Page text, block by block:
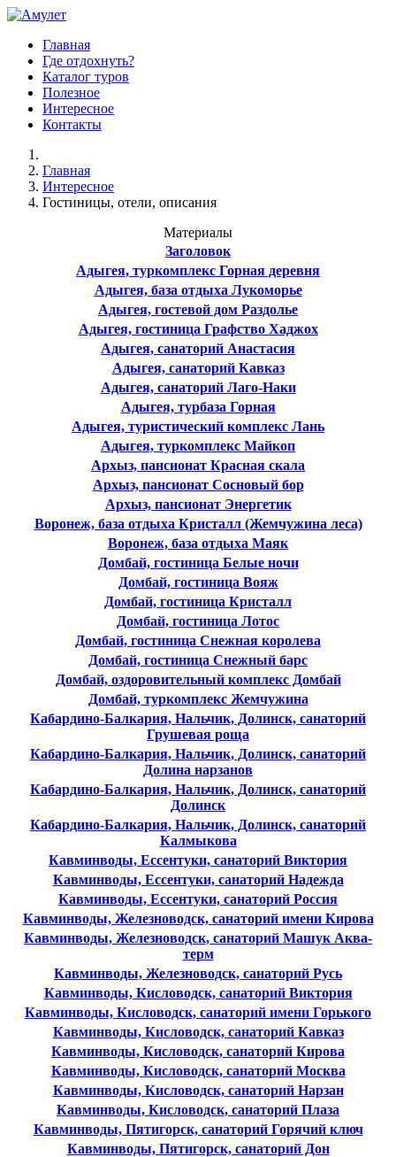
Главная
Где отдохнуть?
Каталог туров
Полезное
Интересное
Контакты
Главная
Интересное
Гостиницы, отели, описания
Материалы
Заголовок
Адыгея, туркомплекс Горная деревня
Адыгея, база отдыха Лукоморье
Адыгея, гостевой дом Раздолье
Адыгея, гостиница Графство Хаджох
Адыгея, санаторий Анастасия
Адыгея, санаторий Кавказ
Адыгея, санаторий Лаго-Наки
Адыгея, турбаза Горная
Адыгея, туристический комплекс Лань
Адыгея, туркомплекс Майкоп
Архыз, пансионат Красная скала
Архыз, пансионат Сосновый бор
Архыз, пансионат Энергетик
Воронеж, база отдыха Кристалл (Жемчужина леса)
Воронеж, база отдыха Маяк
Домбай, гостиница Белые ночи
Домбай, гостиница Вояж
Домбай, гостиница Кристалл
Домбай, гостиница Лотос
Домбай, гостиница Снежная королева
Домбай, гостиница Снежный барс
Домбай, оздоровительный комплекс Домбай
Домбай, туркомплекс Жемчужина
Кабардино-Балкария, Нальчик, Долинск, санаторий
Грушевая роща
Кабардино-Балкария, Нальчик, Долинск, санаторий
Долина нарзанов
Кабардино-Балкария, Нальчик, Долинск, санаторий
Долинск
Кабардино-Балкария, Нальчик, Долинск, санаторий
Калмыкова
Кавминводы, Ессентуки, санаторий Виктория
Кавминводы, Ессентуки, санаторий Надежда
Кавминводы, Ессентуки, санаторий Россия
Кавминводы, Железноводск, санаторий имени Кирова
Кавминводы, Железноводск, санаторий Машук Аква-
терм
Кавминводы, Железноводск, санаторий Русь
Кавминводы, Кисловодск, санаторий Виктория
Кавминводы, Кисловодск, санаторий имени Горького
Кавминводы, Кисловодск, санаторий Кавказ
Кавминводы, Кисловодск, санаторий Кирова
Кавминводы, Кисловодск, санаторий Москва
Кавминводы, Кисловодск, санаторий Нарзан
Кавминводы, Кисловодск, санаторий Плаза
Кавминводы, Пятигорск, санаторий Горячий ключ
Кавминводы, Пятигорск, санаторий Дон